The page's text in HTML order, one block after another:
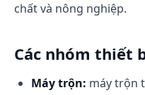
chất và nông nghiệp.
Các nhóm thiết
Máy trộn: máy trộn